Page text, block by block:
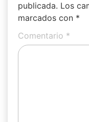
publicada. Los
marcados con *
Comentario *